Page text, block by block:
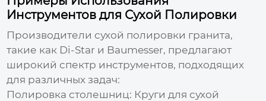
Инструментов для Сухой Полировки
Производители сухой полировки гранита,
такие как Di-Star и Baumesser, предлагают
широкий спектр инструментов, подходящих
для различных задач:
Полировка столешниц: Круги для сухой